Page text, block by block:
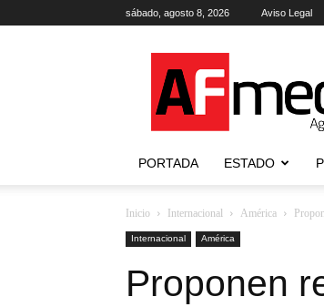
sábado, agosto 8, 2026 Aviso Legal
Agencia
de
Noticias
PORTADA ESTADO
Inicio Internacional América
Internacional América
Proponen